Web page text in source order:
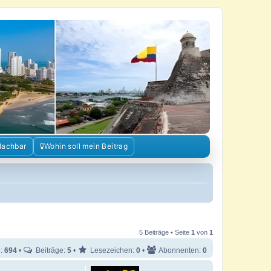
Wohin soll mein Beitrag
5 Beiträge • Seite 1 von 1
694 • Beiträge: 5 • Lesezeichen: 0 • Abonnenten: 0